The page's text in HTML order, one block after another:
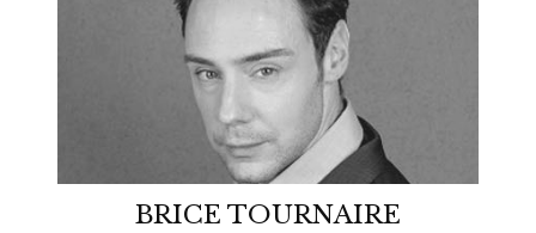
BRICE TOURNAIRE